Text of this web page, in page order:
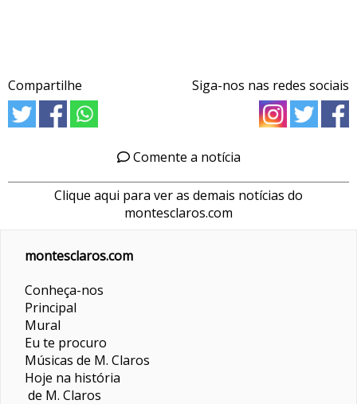
Compartilhe Siga-nos nas redes sociais
Comente a notícia
Clique aqui para ver as demais notícias do
montesclaros.com
montesclaros.com
Conheça-nos
Principal
Mural
Eu te procuro
Músicas de M. Claros
Hoje na história
de M. Claros